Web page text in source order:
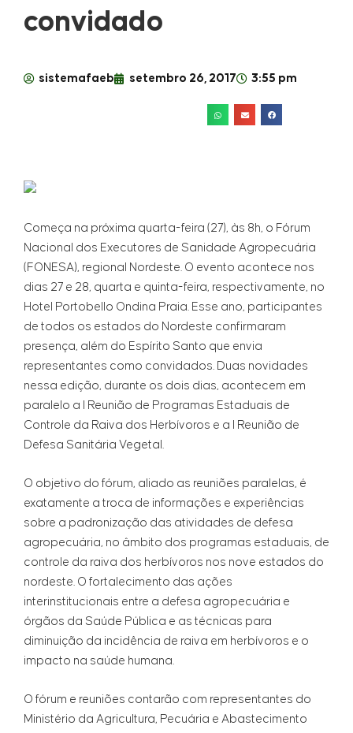
convidado
sistemafaeb setembro 26, 2017 3:55 pm
Começa na próxima quarta-feira (27), às 8h, o Fórum
Nacional dos Executores de Sanidade Agropecuária
(FONESA), regional Nordeste. O evento acontece nos
dias 27 e 28, quarta e quinta-feira, respectivamente, no
Hotel Portobello Ondina Praia. Esse ano, participantes
de todos os estados do Nordeste confirmaram
presença, além do Espírito Santo que envia
representantes como convidados. Duas novidades
nessa edição, durante os dois dias, acontecem em
paralelo a I Reunião de Programas Estaduais de
Controle da Raiva dos Herbívoros e a I Reunião de
Defesa Sanitária Vegetal.
O objetivo do fórum, aliado as reuniões paralelas, é
exatamente a troca de informações e experiências
sobre a padronização das atividades de defesa
agropecuária, no âmbito dos programas estaduais, de
controle da raiva dos herbívoros nos nove estados do
nordeste. O fortalecimento das ações
interinstitucionais entre a defesa agropecuária e
órgãos da Saúde Pública e as técnicas para
diminuição da incidência de raiva em herbívoros e o
impacto na saúde humana.
O fórum e reuniões contarão com representantes do
Ministério da Agricultura, Pecuária e Abastecimento